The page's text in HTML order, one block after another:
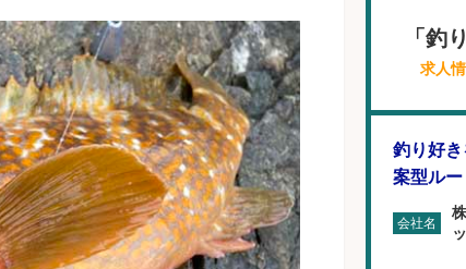
「釣
求人
釣り好
案型ル
会社名